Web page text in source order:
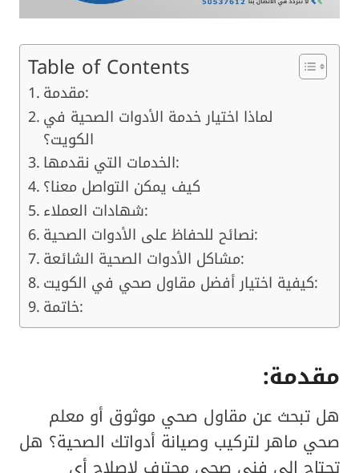
Table of Contents
مقدمة:
لماذا اختيار خدمة الأدوات الصحية في
الكويت؟
الخدمات التي نقدمها:
كيف يمكن التواصل معنا؟
شهادات العملاء:
نصائح للحفاظ على الأدوات الصحية:
مشاكل الأدوات الصحية الشائعة:
كيفية اختيار أفضل مقاول صحي في الكويت:
خاتمة:
مقدمة:
هل تبحث عن مقاول صحي موثوق أو معلم
صحي ماهر لتركيب وصيانة أدواتك الصحية؟ هل